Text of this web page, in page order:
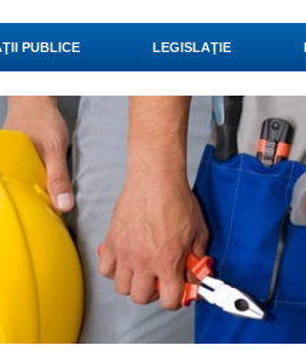
PUBLICE LEGISLAŢIE